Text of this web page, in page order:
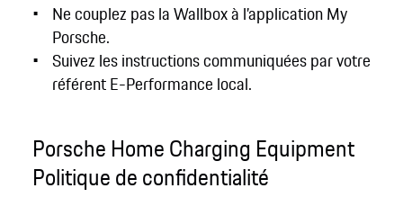
Ne couplez pas la Wallbox à l’application My
Porsche.
Suivez les instructions communiquées par votre
référent E-Performance local.
Porsche Home Charging Equipment
Politique de confidentialité